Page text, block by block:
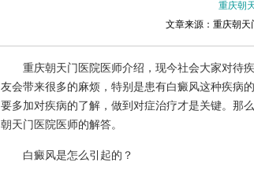
重庆朝
文章来源：重庆朝天
重庆朝天门医院医师介绍，现今社会大家对待疾
友会带来很多的麻烦，特别是患有白癜风这种疾病
要多加对疾病的了解，做到对症治疗才是关键。那
朝天门医院医师的解答。
白癜风是怎么引起的？